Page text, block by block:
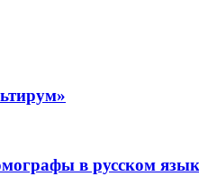
в русском